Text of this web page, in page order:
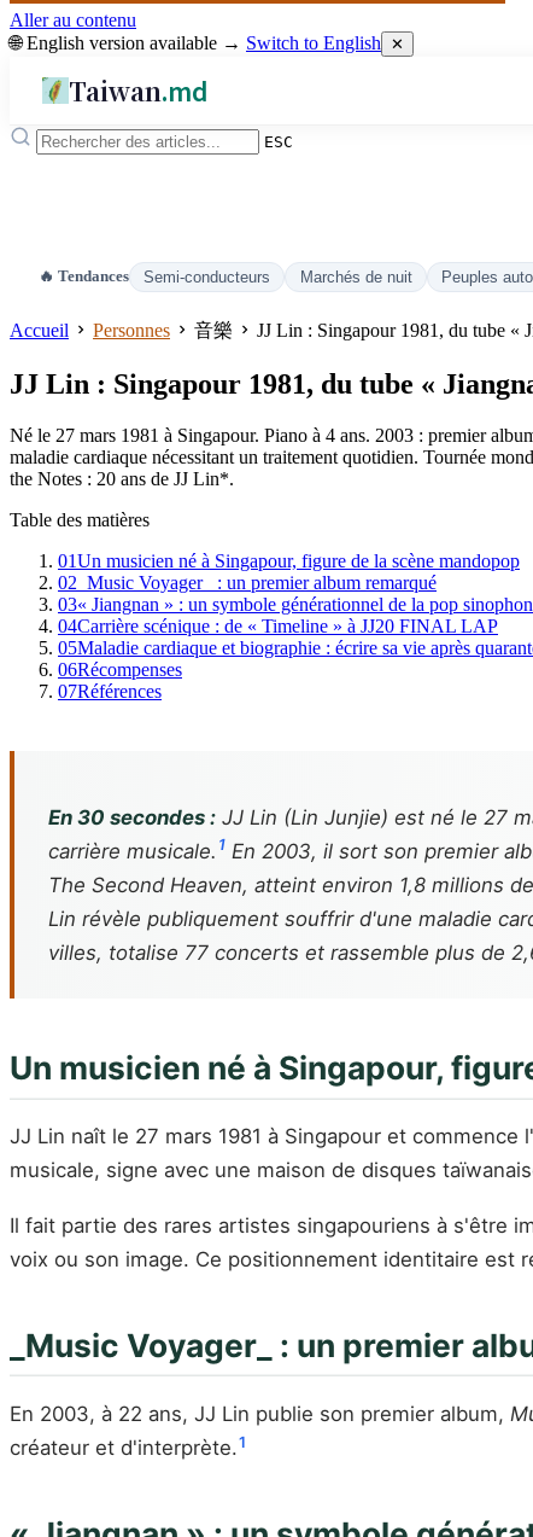
Aller au contenu
🌐 English version available → Switch to English ✕
Taiwan.md
ESC
🔥 Tendances Semi-conducteurs Marchés de nuit Peuples
Accueil Personnes 音樂 JJ Lin : Singapour 1981, du tube «
JJ Lin : Singapour 1981, du tube «
Né le 27 mars 1981 à Singapour. Piano à 4 ans. 2003 : premier
maladie cardiaque nécessitant un traitement quotidien. Tournée
the Notes : 20 ans de JJ Lin*.
Table des matières
01Un musicien né à Singapour, figure de la scène mandopop
02 _Music Voyager_ : un premier album remarqué
03« Jiangnan » : un symbole générationnel de la pop
04Carrière scénique : de « Timeline » à JJ20 FINAL LAP
05Maladie cardiaque et biographie : écrire sa vie après
06Récompenses
07Références
En 30 secondes : JJ Lin (Lin Junjie) est né le 27
carrière musicale. 1 En 2003, il sort son premier
The Second Heaven, atteint environ 1,8 millions
Lin révèle publiquement souffrir d'une maladie
villes, totalise 77 concerts et rassemble plus de
Un musicien né à Singapour,
JJ Lin naît le 27 mars 1981 à Singapour et
musicale, signe avec une maison de disques
Il fait partie des rares artistes singapouriens à s'être
voix ou son image. Ce positionnement identitaire est
_Music Voyager_ : un premier
En 2003, à 22 ans, JJ Lin publie son premier album,
créateur et d'interprète.1